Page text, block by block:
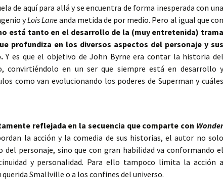
de aquí para allá y se encuentra de forma inesperada con una
yLois Laneanda metida de por medio. Pero al igual que con
está tanto en el desarrollo de la (muy entretenida) trama
profundiza en los diversos aspectos del personaje y sus
Y es que el objetivo de John Byrne era contar la historia del
convirtiéndolo en un ser que siempre está en desarrollo y
como van evolucionando los poderes de Superman y cuáles
reflejada en la secuencia que comparte con Wonder
la acción y la comedia de sus historias, el autor no solo
del personaje, sino que con gran habilidad va conformando el
y personalidad. Para ello tampoco limita la acción a
Smallville o a los confines del universo.